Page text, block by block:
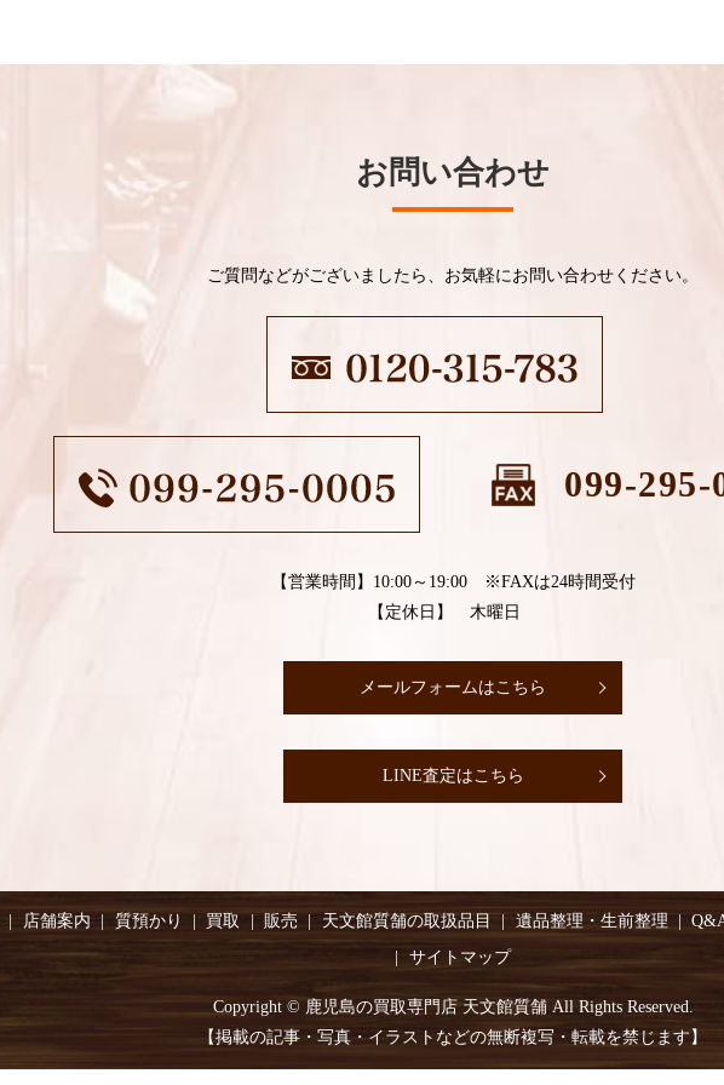
お問い合わせ
ご質問などがございましたら、お気軽にお問い合わせください。
099-295-
【営業時間】10:00～19:00 ※FAXは24時間受付
【定休日】 木曜日
メールフォームはこちら
LINE査定はこちら
店舗案内 質預かり 買取 販売 天文館質舗の取扱品目 遺品整理・生前整理
サイトマップ
Copyright © 鹿児島の買取専門店 天文館質舗 All Rights Reserved.
【掲載の記事・写真・イラストなどの無断複写・転載を禁じます】